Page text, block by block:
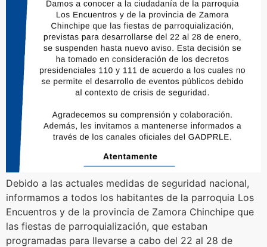
Debido a las actuales medidas de seguridad nacional,
informamos a todos los habitantes de la parroquia Los
Encuentros y de la provincia de Zamora Chinchipe que
las fiestas de parroquialización, que estaban
programadas para llevarse a cabo del 22 al 28 de